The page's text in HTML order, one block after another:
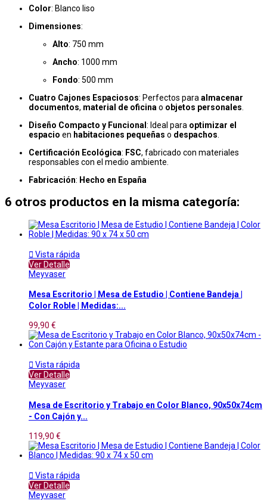
Color: Blanco liso
Dimensiones:
Alto: 750 mm
Ancho: 1000 mm
Fondo: 500 mm
Cuatro Cajones Espaciosos: Perfectos para almacenar
documentos, material de oficina o objetos personales
Diseño Compacto y Funcional : Ideal para optimizar el
espacio en habitaciones pequeñas o despachos
Certificación Ecológica: FSC, fabricado con materiales
responsables con el medio ambiente.
Fabricación: Hecho en España
6 otros productos en la misma categoría:
 Vista rápida
Ver Detalle
Meyvaser
Mesa Escritorio | Mesa de Estudio | Contiene Bandeja |
Color Roble | Medidas:...
99,90 €
 Vista rápida
Ver Detalle
Meyvaser
Mesa de Escritorio y Trabajo en Color Blanco, 90x50x74cm
- Con Cajón y...
119,90 €
 Vista rápida
Ver Detalle
Meyvaser